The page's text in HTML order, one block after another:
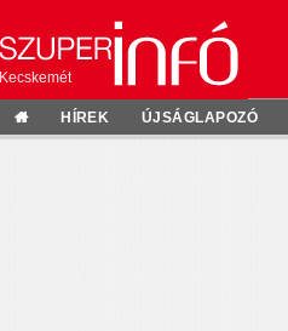
Kecskemét
HÍREK ÚJSÁGLAPOZÓ